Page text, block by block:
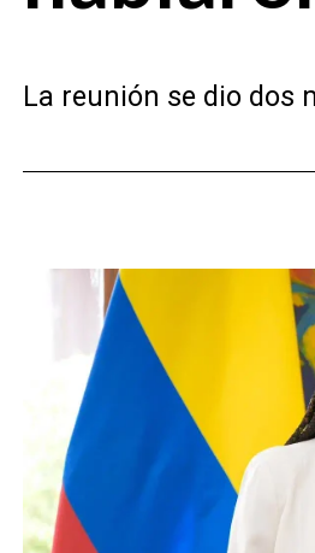
La reunión se dio dos